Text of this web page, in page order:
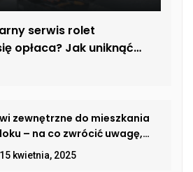
serwis rolet
opłaca? Jak uniknąć
zewnętrzne do mieszkania
– na co zwrócić uwagę,
bezpieczeństwo,
i komfort?
15 kwietnia, 2025